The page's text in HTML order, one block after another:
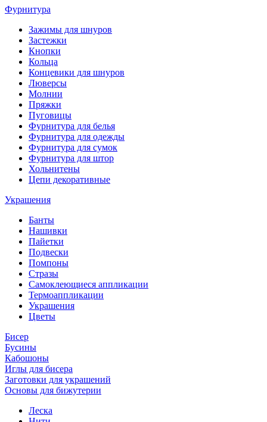
Фурнитура
Зажимы для шнуров
Застежки
Кнопки
Кольца
Концевики для шнуров
Люверсы
Молнии
Пряжки
Пуговицы
Фурнитура для белья
Фурнитура для одежды
Фурнитура для сумок
Фурнитура для штор
Хольнитены
Цепи декоративные
Украшения
Банты
Нашивки
Пайетки
Подвески
Помпоны
Стразы
Самоклеющиеся аппликации
Термоаппликации
Украшения
Цветы
Бисер
Бусины
Кабошоны
Иглы для бисера
Заготовки для украшений
Основы для бижутерии
Леска